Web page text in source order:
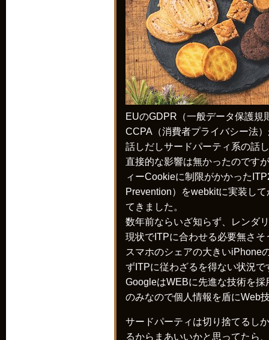
EUのGDPR（一般データ保護規
CCPA（消費者プライバシー法
話しだしサードパーティ系の話
直接的な影響は無かったのです
ィーCookieに制限がかかった
Prevention）をwebkitに実装し
てきました。
数年前ならいざ知らず、レンダ
現状でITPに合わせる必要無さ
スマホのシェアの大きいiPhone
ずITPに従わざるを得ない状況
GoogleはWEBに先進な技術を
のみなので個人情報を盾にWeb
サードパーティは切り捨てるし
るからまあいいかと思ってたら